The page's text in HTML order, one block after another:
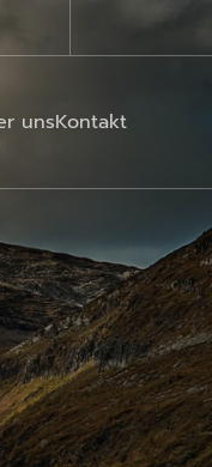
unsKontakt